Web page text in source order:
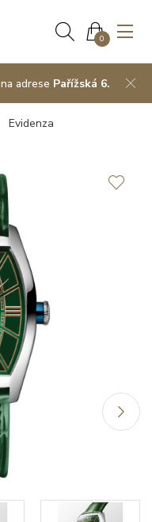
0
na adrese Pařížská 6.
Evidenza